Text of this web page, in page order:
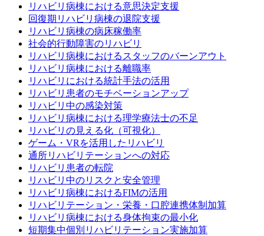
リハビリ病棟における意思決定支援
回復期リハビリ病棟の退院支援
リハビリ病棟の病床稼働率
社会的行動障害のリハビリ
リハビリ病棟におけるスタッフのバーンアウト
リハビリ病棟における離職率
リハビリにおける統計手法の活用
リハビリ患者のモチベーションアップ
リハビリ中の感染対策
リハビリ病棟における理学療法士の不足
リハビリの見える化（可視化）
ゲーム・VRを活用したリハビリ
通所リハビリテーションへの対応
リハビリ患者の転院
リハビリ中のリスクと安全管理
リハビリ病棟におけるFIMの活用
リハビリテーション・栄養・口腔連携体制加算
リハビリ病棟における身体拘束の最小化
短期集中個別リハビリテーション実施加算